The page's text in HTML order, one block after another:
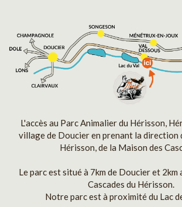
L'accès au Parc Animalier du Hérisson,
village de Doucier en prenant la direction
Hérisson, de la Maison des
Le parc est situé à 7km de Doucier et 2km
Cascades du Hérisson.
Notre parc est à proximité du Lac